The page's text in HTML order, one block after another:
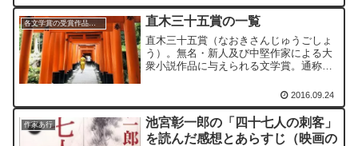
各文学賞の受賞作品一覧 直木三十五賞の一覧
直木三十五賞（なおきさんじゅうごしょ
う）。無名・新人及び中堅作家による大
衆小説作品に与えられる文学賞。通称が
2016.09.24
作家あ行
池宮彰一郎の「四十七人の刺客」
を読んだ感想とあらすじ（映画の